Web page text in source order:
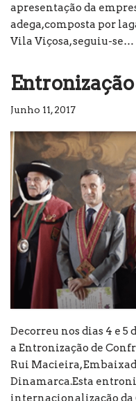
apresentação da
adega,composta por
Vila Viçosa, seguiu-se…
Junho 11, 2017
Decorreu nos dias 4 e 5
a Entronização de
Rui Macieira,
Dinamarca.Esta
internacionalização da